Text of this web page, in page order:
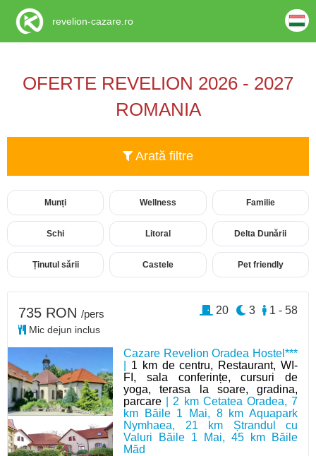
OFERTE REVELION 2026 - 2027
ROMANIA
Arată filtre
Munți Wellness Familie
Schi Litoral Delta Dunării
Ținutul sării Castele Pet friendly
Cazare Revelion Oradea Hostel***
1 km de centru, Restaurant, WI-
FI, sala conferințe, cursuri de
yoga, terasa la soare, gradina,
parcare | 2 km Cetatea Oradea, 7
km Băile 1 Mai, 8 km Aquapark
Nymhaea, 21 km Ștrandul cu
Valuri Băile 1 Mai, 45 km Băile
Măd
735 RON /pers
Mic dejun inclus
1 - 58
3
20
revelion-cazare.ro